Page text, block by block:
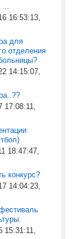
...
16:53:13,
для
отделения
14:15:07,
17:08:11,
18:47:47,
конкурс?
14:04:23,
15:31:11,